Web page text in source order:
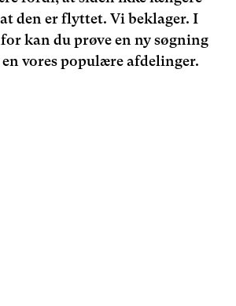
den er flyttet. Vi beklager. I
kan du prøve en ny søgning
en vores populære afdelinger.